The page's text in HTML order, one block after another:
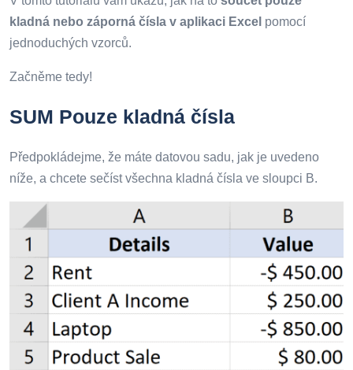
kladná nebo záporná čísla v aplikaci Excel pomocí
jednoduchých vzorců.
Začněme tedy!
SUM Pouze kladná čísla
Předpokládejme, že máte datovou sadu, jak je uvedeno
níže, a chcete sečíst všechna kladná čísla ve sloupci B.